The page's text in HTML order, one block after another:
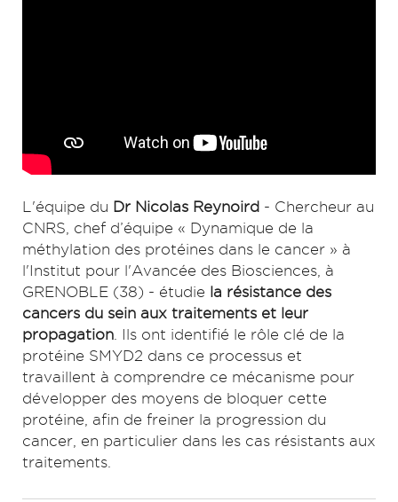
L'équipe du Dr Nicolas Reynoird - Chercheur au
CNRS, chef d’équipe « Dynamique de la
méthylation des protéines dans le cancer » à
l'Institut pour l'Avancée des Biosciences, à
GRENOBLE (38) - étudie la résistance des
cancers du sein aux traitements et leur
propagation . Ils ont identifié le rôle clé de la
protéine SMYD2 dans ce processus et
travaillent à comprendre ce mécanisme pour
développer des moyens de bloquer cette
protéine, afin de freiner la progression du
cancer, en particulier dans les cas résistants aux
traitements.